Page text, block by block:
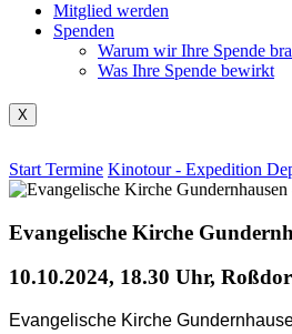
Mitglied werden
Spenden
Warum wir Ihre Spende
Was Ihre Spende bewirkt
X
Start Termine Kinotour - Expedition
Evangelische Kirche
10.10.2024, 18.30 Uhr,
Evangelische Kirche